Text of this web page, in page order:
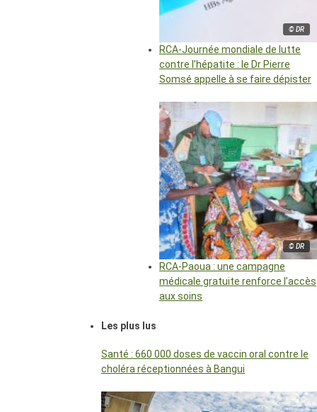
© DR
RCA-Journée mondiale de lutte
contre l’hépatite : le Dr Pierre
Somsé appelle à se faire dépister
© DR
RCA-Paoua : une campagne
médicale gratuite renforce l’accès
aux soins
Les plus lus
Santé : 660 000 doses de vaccin oral contre le
choléra réceptionnées à Bangui